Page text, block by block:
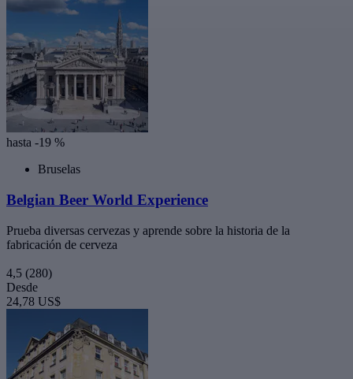
hasta -19 %
Bruselas
Belgian Beer World Experience
Prueba diversas cervezas y aprende sobre la historia de la
fabricación de cerveza
4,5 (280)
Desde
24,78 US$